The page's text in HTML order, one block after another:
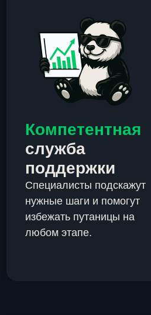
Компетентная
служба
поддержки
Специалисты подскажут
нужные шаги и помогут
избежать путаницы на
любом этапе.